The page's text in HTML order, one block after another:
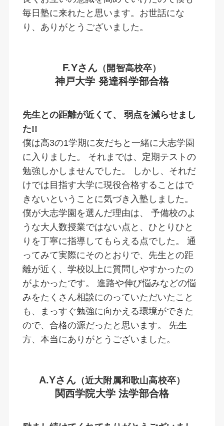
毎日塾に来れたと思います。お世話にな
り、ありがとうございました。
F.Yさん （開智高校卒）
神戸大学 発達科学部合格
先生との距離が近くて、 弱点を減らせまし
た!!
僕は高3の1学期に友だちと一緒に大志学園
に入りました。 それまでは、定期テストの
勉強しかしませんでした。 しかし、それだ
けでは目指す大学に現役合格することはで
きないということに気づき入塾しました。
僕が大志学園を選んだ理由は、 予備校のよ
うな大人数授業ではない点と、ひとりひと
りを丁寧に指導してもらえる点でした。 通
ってみて実際にそのとおりで、先生との距
離が近く、学校以上に質問しやすかったの
がよかったです。 進路や伸び悩みなどの悩
みをたくさん相談にのっていただいたこと
も、まっすぐ勉強に向かえる環境ができた
ので、合格の源だったと思います。 先生
方、本当にありがとうございました。
A.Yさん（近大附属和歌山高校卒）
関西学院大学 法学部合格